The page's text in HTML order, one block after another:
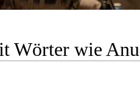
Wörter wie